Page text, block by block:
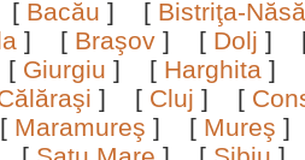
[ Bacău ] [ Bistriţa-
] [ Braşov ] [ Dolj ]
[ Giurgiu ] [ Harghita ]
] [ Cluj ] [
[ Maramureş ] [ Mureş